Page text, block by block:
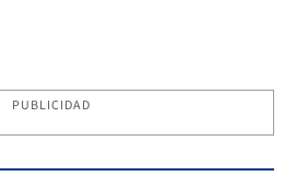
PUBLICIDAD